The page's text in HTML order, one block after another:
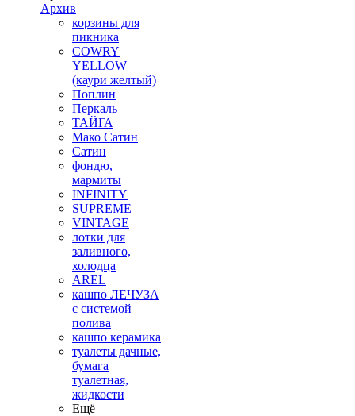
Архив
корзины для
пикника
COWRY
YELLOW
(каури желтый)
Поплин
Перкаль
ТАЙГА
Мако Сатин
Сатин
фондю,
мармиты
INFINITY
SUPREME
VINTAGE
лотки для
заливного,
холодца
AREL
кашпо ЛЕЧУЗА
с системой
полива
кашпо керамика
туалеты дачные,
бумага
туалетная,
жидкости
Ещё